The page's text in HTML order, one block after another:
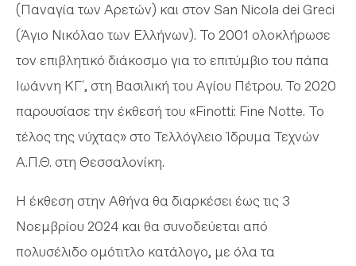
(Παναγία των Αρετών) και στον San Nicola dei Greci
(Άγιο Νικόλαο των Ελλήνων). Το 2001 ολοκλήρωσε
τον επιβλητικό διάκοσμο για το επιτύμβιο του πάπα
Ιωάννη ΚΓ´, στη Βασιλική του Αγίου Πέτρου. Το 2020
παρουσίασε την έκθεσή του «Finotti: Fine Notte. Το
τέλος της νύχτας» στο Τελλόγλειο Ίδρυμα Τεχνών
Α.Π.Θ. στη Θεσσαλονίκη.
Η έκθεση στην Αθήνα θα διαρκέσει έως τις 3
Νοεμβρίου 2024 και θα συνοδεύεται από
πολυσέλιδο ομότιτλο κατάλογο, με όλα τα